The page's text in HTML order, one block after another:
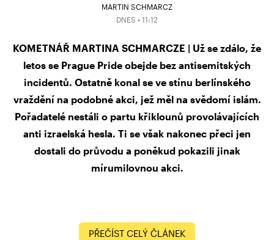
MARTIN SCHMARCZ
DNES • 11:12
KOMETNÁŘ MARTINA SCHMARCZE | Už se zdálo, že
letos se Prague Pride obejde bez antisemitských
incidentů. Ostatně konal se ve stínu berlínského
vraždění na podobné akci, jež měl na svědomí islám.
Pořadatelé nestáli o partu křiklounů provolávajících
anti izraelská hesla. Ti se však nakonec přeci jen
dostali do průvodu a poněkud pokazili jinak
mírumilovnou akci.
PŘEČÍST CELÝ ČLÁNEK